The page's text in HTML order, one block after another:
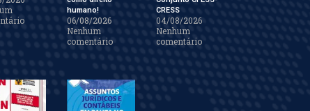
humano!
06/08/2026
Nenhum
comentário
CRESS
04/08/2026
Nenhum
comentário